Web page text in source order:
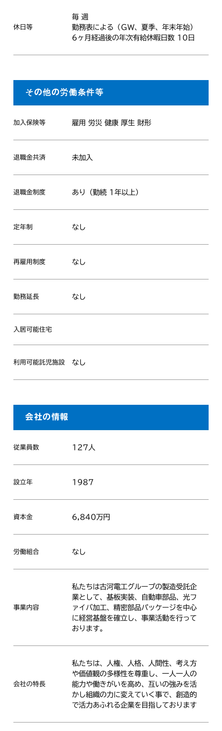
休日等
毎 週
勤務表による（ＧＷ、夏季、年末年始）
6ヶ月経過後の年次有給休暇日数 10日
その他の労働条件等
加入保険等 雇用 労災 健康 厚生 財形
退職金共済 未加入
退職金制度 あり（勤続 1年以上）
定年制 なし
再雇用制度 なし
勤務延長 なし
入居可能住宅
利用可能託児施設 なし
会社の情報
従業員数 127人
設立年 1987
資本金 6,840万円
労働組合 なし
事業内容
私たちは古河電工グループの製造受託企
業として、基板実装、自動車部品、光フ
ァイバ加工、精密部品パッケージを中心
に経営基盤を確立し、事業活動を行って
おります。
会社の特長
私たちは、人権、人格、人間性、考え方
や価値観の多様性を尊重し、一人一人の
能力や働きがいを高め、互いの強みを活
かし組織の力に変えていく事で、創造的
で活力あふれる企業を目指しております